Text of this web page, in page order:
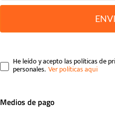
He leído y acepto las políticas de
personales.
Medios de pago